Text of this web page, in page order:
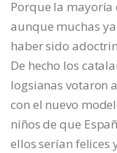
Porque la mayoría
aunque muchas
haber sido
De hecho los
logsianas votaron
con el nuevo
niños de que
ellos serían felices